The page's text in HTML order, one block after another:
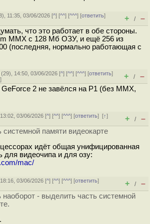
), 11:35, 03/06/2026 [^] [^^] [^^^] [ответить]
+ / –
что это работает в обе стороны.
MMX с 128 Мб ОЗУ, и ещё 256 из
(последняя, нормально работающая с
(29), 14:50, 03/06/2026 [^] [^^] [^^^] [ответить]
] + / –
2 не завёлся на P1 (без MMX,
03/06/2026 [^] [^^] [^^^] [ответить][↑]
+ / –
памяти видеокарте
идёт общая унифицированная
для видеочипа и для озу:
mac/
03/06/2026 [^] [^^] [^^^] [ответить]
+ / –
- выделить часть системной